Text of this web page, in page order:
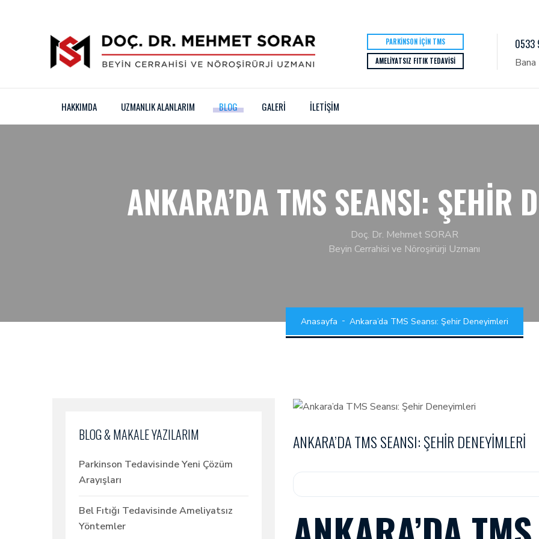
PARKINSON İÇIN TMS
AMELIYATSIZ FITIK TEDAVISI
0533
Bana
HAKKIMDA UZMANLIK ALANLARIM BLOG GALERİ İLETİŞİM
ANKARA’DA TMS SEANSI: ŞEHIR
Doç. Dr. Mehmet SORAR
Beyin Cerrahisi ve Nöroşirürji Uzmanı
Anasayfa Ankara’da TMS Seansı: Şehir Deneyimleri
BLOG & MAKALE YAZILARIM
Parkinson Tedavisinde Yeni Çözüm
Arayışları
Bel Fıtığı Tedavisinde Ameliyatsız
Yöntemler
ANKARA’DA TMS SEANSI: ŞEHIR DENEYIMLERI